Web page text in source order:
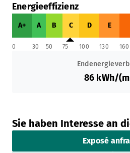
Energieeffizienz
A+ A B C D E
0 30 50 75 100 130 160
86 kWh/
Sie haben Interesse an
Exposé